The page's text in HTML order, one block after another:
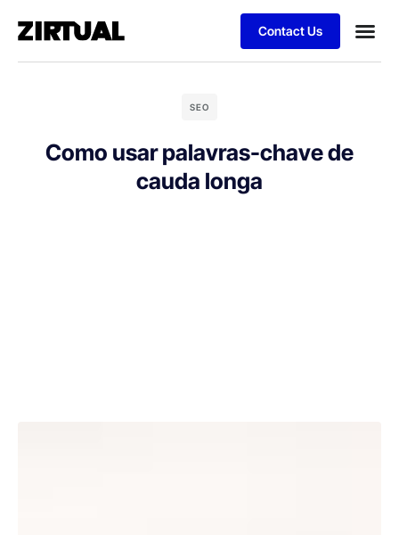
Contact Us
SEO
Como usar palavras-chave de
cauda longa